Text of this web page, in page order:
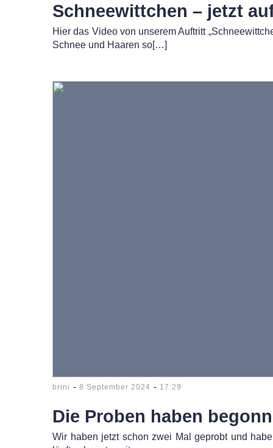
Schneewittchen – jetzt
Hier das Video von unserem Auftritt
Schnee und Haaren so[…]
brini - 8 September 2024 - 17:29
Die Proben haben
Wir haben jetzt schon zwei Mal geprobt und